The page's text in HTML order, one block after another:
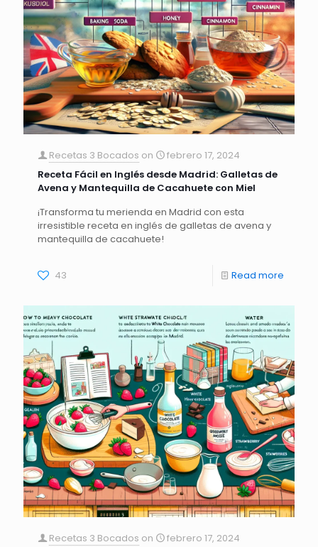
Recetas 3 Bocados on
febrero 17, 2024
Receta Fácil en Inglés desde Madrid: Galletas de
Avena y Mantequilla de Cacahuete con Miel
¡Transforma tu merienda en Madrid con esta
irresistible receta en inglés de galletas de avena y
mantequilla de cacahuete!
43 Read more
Recetas 3 Bocados on febrero 17, 2024